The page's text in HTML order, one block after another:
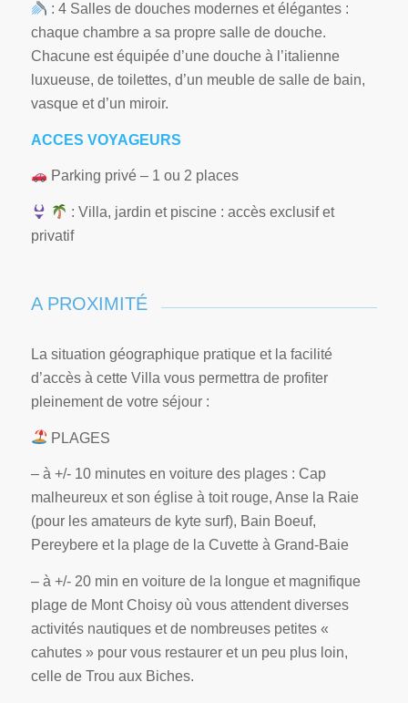
: 4 Salles de douches modernes et élégantes :
chaque chambre a sa propre salle de douche.
Chacune est équipée d’une douche à l’italienne
luxueuse, de toilettes, d’un meuble de salle de bain,
vasque et d’un miroir.
ACCES VOYAGEURS
Parking privé – 1 ou 2 places
: Villa, jardin et piscine : accès exclusif et
privatif
A PROXIMITÉ
La situation géographique pratique et la facilité
d’accès à cette Villa vous permettra de profiter
pleinement de votre séjour :
PLAGES
– à +/- 10 minutes en voiture des plages : Cap
malheureux et son église à toit rouge, Anse la Raie
(pour les amateurs de kyte surf), Bain Boeuf,
Pereybere et la plage de la Cuvette à Grand-Baie
– à +/- 20 min en voiture de la longue et magnifique
plage de Mont Choisy où vous attendent diverses
activités nautiques et de nombreuses petites «
cahutes » pour vous restaurer et un peu plus loin,
celle de Trou aux Biches.